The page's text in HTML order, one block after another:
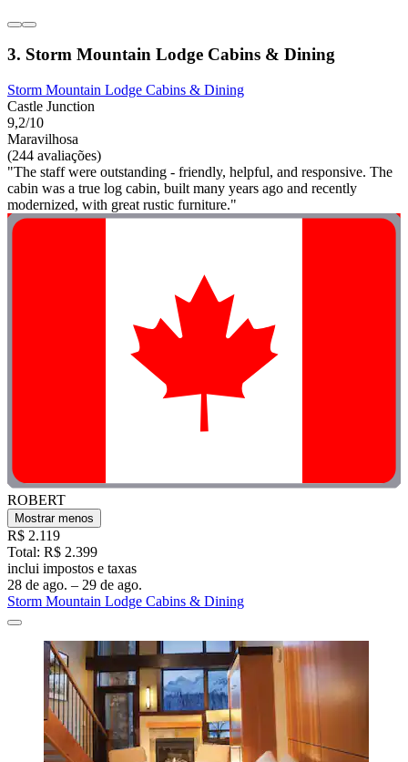
3. Storm Mountain Lodge Cabins & Dining
Storm Mountain Lodge Cabins & Dining
Castle Junction
9,2/10
Maravilhosa
(244 avaliações)
"The staff were outstanding - friendly, helpful, and responsive. The
cabin was a true log cabin, built many years ago and recently
modernized, with great rustic furniture."
ROBERT
Mostrar menos
R$ 2.119
Total: R$ 2.399
inclui impostos e taxas
28 de ago. – 29 de ago.
Storm Mountain Lodge Cabins & Dining